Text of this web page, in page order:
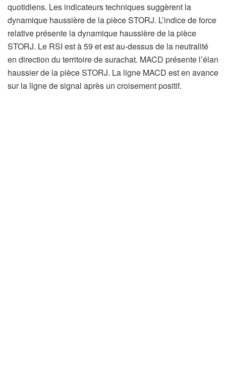
quotidiens. Les indicateurs techniques suggèrent la
dynamique haussière de la pièce STORJ. L’indice de force
relative présente la dynamique haussière de la pièce
STORJ. Le RSI est à 59 et est au-dessus de la neutralité
en direction du territoire de surachat. MACD présente l’élan
haussier de la pièce STORJ. La ligne MACD est en avance
sur la ligne de signal après un croisement positif.